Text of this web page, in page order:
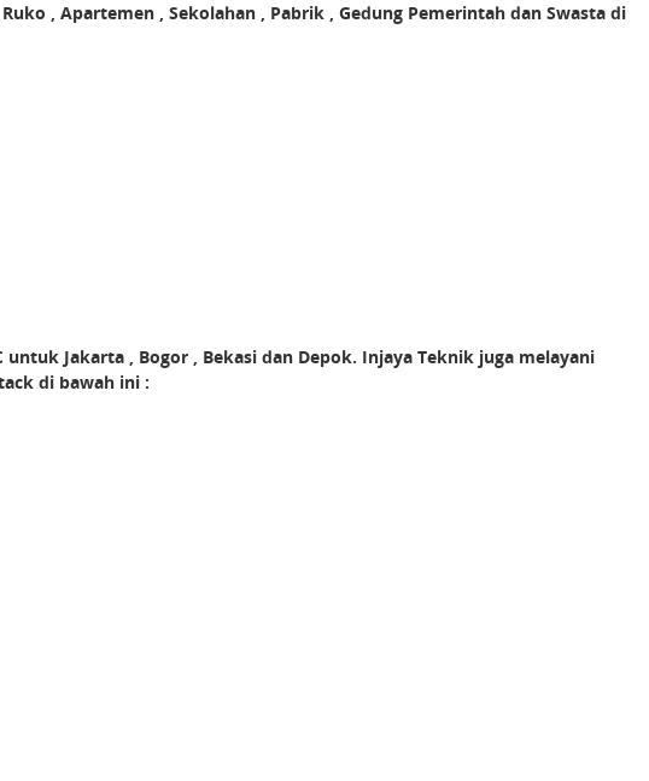
, Apartemen , Sekolahan , Pabrik , Gedung Pemerintah dan Swasta di
untuk Jakarta , Bogor , Bekasi dan Depok. Injaya Teknik juga melayani
di bawah ini :